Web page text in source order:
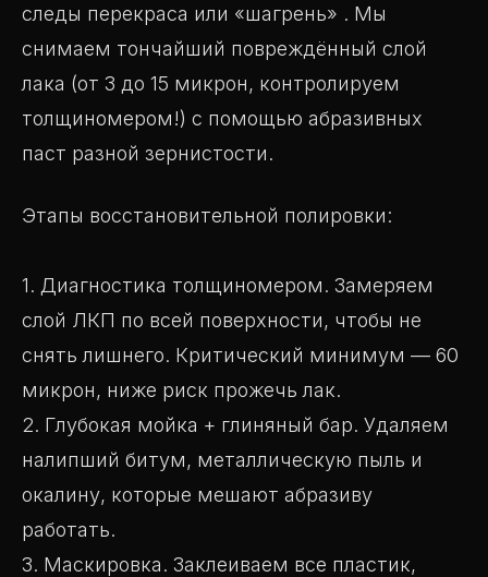
следы перекраса или «шагрень» . Мы
снимаем тончайший повреждённый слой
лака (от 3 до 15 микрон, контролируем
толщиномером!) с помощью абразивных
паст разной зернистости.
Этапы восстановительной полировки:
1. Диагностика толщиномером. Замеряем
слой ЛКП по всей поверхности, чтобы не
снять лишнего. Критический минимум — 60
микрон, ниже риск прожечь лак.
2. Глубокая мойка + глиняный бар. Удаляем
налипший битум, металлическую пыль и
окалину, которые мешают абразиву
работать.
3. Маскировка. Заклеиваем все пластик,